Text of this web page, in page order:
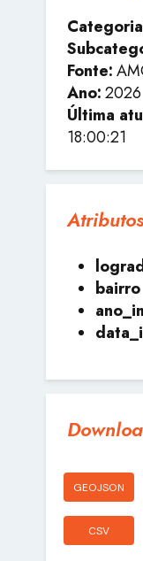
Fonte:
Ano:2026
Última
18:00:21
bairro
GEOJSON
CSV